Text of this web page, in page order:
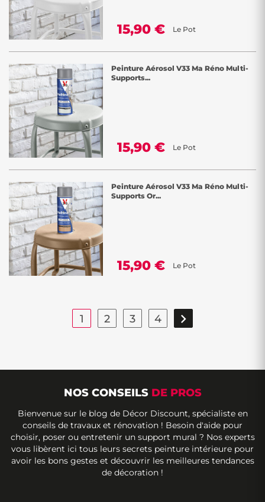
15,90 € Le Pot
Peinture Aérosol V33 Ma Réno Multi-
Supports...
15,90 € Le Pot
Peinture Aérosol V33 Ma Réno Multi-
Supports Or...
15,90 € Le Pot
1 2 3 4 
NOS CONSEILS DE PROS
Bienvenue sur le blog de Décor Discount, spécialiste en
conseils de travaux et rénovation ! Besoin d'aide pour
choisir, poser ou entretenir un support mural ? Nos experts
vous libèrent ici tous leurs secrets peinture intérieure pour
avoir les bons gestes et découvrir les meilleures tendances
de décoration !